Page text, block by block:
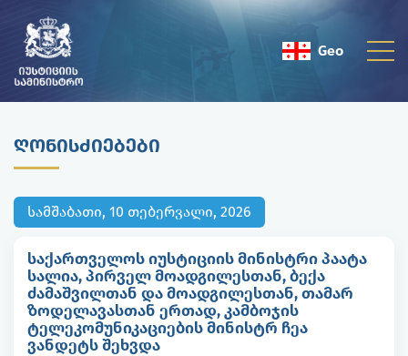
Geo
ᲦᲝᲜᲘᲡᲫᲘᲔᲑᲔᲑᲘ
სამშაბათი, 10 თებერვალი, 2026
საქართველოს იუსტიციის მინისტრი პაატა
სალია, პირველ მოადგილესთან, ბექა
ძამაშვილთან და მოადგილესთან, თამარ
ზოდელავასთან ერთად, კამბოჯის
ტელეკომუნიკაციების მინისტრ ჩეა
ვანდეტს შეხვდა